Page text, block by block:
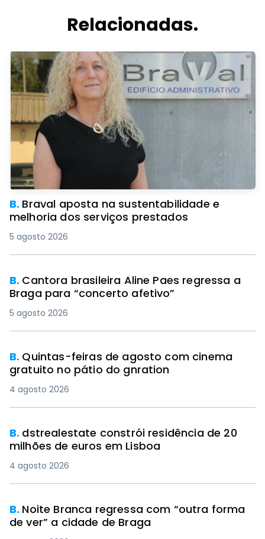
Relacionadas.
B. Braval aposta na sustentabilidade e
melhoria dos serviços prestados
5 agosto 2026
B. Cantora brasileira Aline Paes regressa a
Braga para “concerto afetivo”
5 agosto 2026
B. Quintas-feiras de agosto com cinema
gratuito no pátio do gnration
4 agosto 2026
B. dstrealestate constrói residência de 20
milhões de euros em Lisboa
4 agosto 2026
B. Noite Branca regressa com “outra forma
de ver” a cidade de Braga